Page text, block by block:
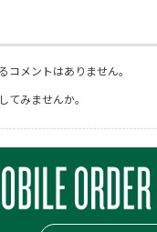
コメントはありません。
てみませんか。